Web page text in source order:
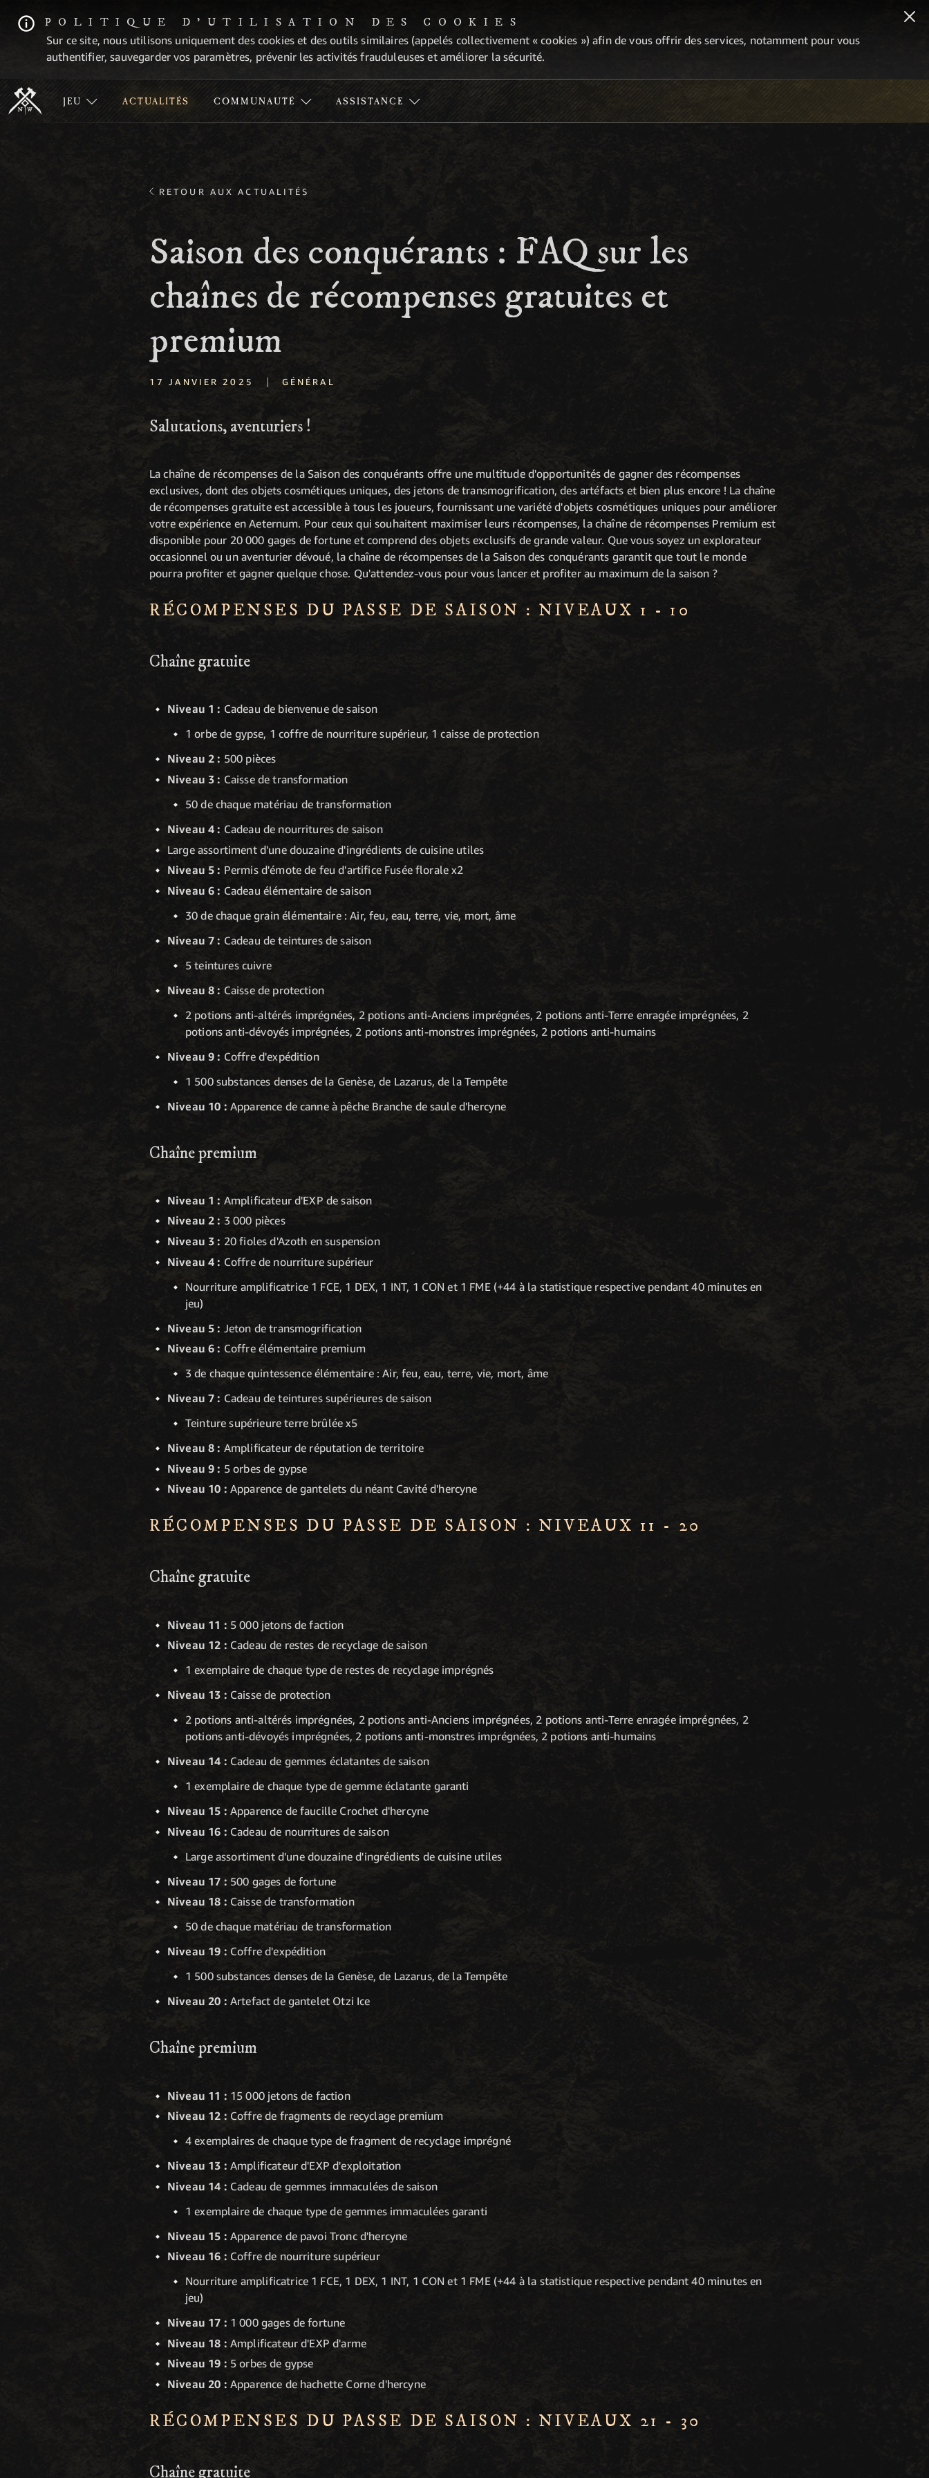
POLITIQUE D'UTILISATION DES COOKIES
Sur ce site, nous utilisons uniquement des cookies et des outils similaires (appelés collectivement « cookies ») afin de vous offrir des services, notamment pour vous
authentifier, sauvegarder vos paramètres, prévenir les activités frauduleuses et améliorer la sécurité.
JEU ACTUALITÉS COMMUNAUTÉ ASSISTANCE
RETOUR AUX ACTUALITÉS
Saison des conquérants : FAQ sur les
chaînes de récompenses gratuites et
premium
17 JANVIER 2025 | GÉNÉRAL
Salutations, aventuriers !
La chaîne de récompenses de la Saison des conquérants offre une multitude d'opportunités de gagner des récompenses
exclusives, dont des objets cosmétiques uniques, des jetons de transmogrification, des artéfacts et bien plus encore ! La chaîne
de récompenses gratuite est accessible à tous les joueurs, fournissant une variété d'objets cosmétiques uniques pour améliorer
votre expérience en Aeternum. Pour ceux qui souhaitent maximiser leurs récompenses, la chaîne de récompenses Premium est
disponible pour 20 000 gages de fortune et comprend des objets exclusifs de grande valeur. Que vous soyez un explorateur
occasionnel ou un aventurier dévoué, la chaîne de récompenses de la Saison des conquérants garantit que tout le monde
pourra profiter et gagner quelque chose. Qu'attendez-vous pour vous lancer et profiter au maximum de la saison ?
RÉCOMPENSES DU PASSE DE SAISON : NIVEAUX 1 - 10
Chaîne gratuite
Niveau 1 : Cadeau de bienvenue de saison
1 orbe de gypse, 1 coffre de nourriture supérieur, 1 caisse de protection
Niveau 2 : 500 pièces
Niveau 3 : Caisse de transformation
50 de chaque matériau de transformation
Niveau 4 : Cadeau de nourritures de saison
Large assortiment d'une douzaine d'ingrédients de cuisine utiles
Niveau 5 : Permis d'émote de feu d'artifice Fusée florale x2
Niveau 6 : Cadeau élémentaire de saison
30 de chaque grain élémentaire : Air, feu, eau, terre, vie, mort, âme
Niveau 7 : Cadeau de teintures de saison
5 teintures cuivre
Niveau 8 : Caisse de protection
2 potions anti-altérés imprégnées, 2 potions anti-Anciens imprégnées, 2 potions anti-Terre enragée imprégnées, 2
potions anti-dévoyés imprégnées, 2 potions anti-monstres imprégnées, 2 potions anti-humains
Niveau 9 : Coffre d'expédition
1 500 substances denses de la Genèse, de Lazarus, de la Tempête
Niveau 10 : Apparence de canne à pêche Branche de saule d'hercyne
Chaîne premium
Niveau 1 : Amplificateur d'EXP de saison
Niveau 2 : 3 000 pièces
Niveau 3 : 20 fioles d'Azoth en suspension
Niveau 4 : Coffre de nourriture supérieur
Nourriture amplificatrice 1 FCE, 1 DEX, 1 INT, 1 CON et 1 FME (+44 à la statistique respective pendant 40 minutes en
jeu)
Niveau 5 : Jeton de transmogrification
Niveau 6 : Coffre élémentaire premium
3 de chaque quintessence élémentaire : Air, feu, eau, terre, vie, mort, âme
Niveau 7 : Cadeau de teintures supérieures de saison
Teinture supérieure terre brûlée x5
Niveau 8 : Amplificateur de réputation de territoire
Niveau 9 : 5 orbes de gypse
Niveau 10 : Apparence de gantelets du néant Cavité d'hercyne
RÉCOMPENSES DU PASSE DE SAISON : NIVEAUX 11 - 20
Chaîne gratuite
Niveau 11 : 5 000 jetons de faction
Niveau 12 : Cadeau de restes de recyclage de saison
1 exemplaire de chaque type de restes de recyclage imprégnés
Niveau 13 : Caisse de protection
2 potions anti-altérés imprégnées, 2 potions anti-Anciens imprégnées, 2 potions anti-Terre enragée imprégnées, 2
potions anti-dévoyés imprégnées, 2 potions anti-monstres imprégnées, 2 potions anti-humains
Niveau 14 : Cadeau de gemmes éclatantes de saison
1 exemplaire de chaque type de gemme éclatante garanti
Niveau 15 : Apparence de faucille Crochet d'hercyne
Niveau 16 : Cadeau de nourritures de saison
Large assortiment d'une douzaine d'ingrédients de cuisine utiles
Niveau 17 : 500 gages de fortune
Niveau 18 : Caisse de transformation
50 de chaque matériau de transformation
Niveau 19 : Coffre d'expédition
1 500 substances denses de la Genèse, de Lazarus, de la Tempête
Niveau 20 : Artefact de gantelet Otzi Ice
Chaîne premium
Niveau 11 : 15 000 jetons de faction
Niveau 12 : Coffre de fragments de recyclage premium
4 exemplaires de chaque type de fragment de recyclage imprégné
Niveau 13 : Amplificateur d'EXP d'exploitation
Niveau 14 : Cadeau de gemmes immaculées de saison
1 exemplaire de chaque type de gemmes immaculées garanti
Niveau 15 : Apparence de pavoi Tronc d'hercyne
Niveau 16 : Coffre de nourriture supérieur
Nourriture amplificatrice 1 FCE, 1 DEX, 1 INT, 1 CON et 1 FME (+44 à la statistique respective pendant 40 minutes en
jeu)
Niveau 17 : 1 000 gages de fortune
Niveau 18 : Amplificateur d'EXP d'arme
Niveau 19 : 5 orbes de gypse
Niveau 20 : Apparence de hachette Corne d'hercyne
RÉCOMPENSES DU PASSE DE SAISON : NIVEAUX 21 - 30
Chaîne gratuite